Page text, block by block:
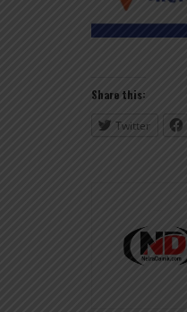
Share this:
Twitter